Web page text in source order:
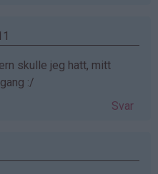
skulle jeg hatt, mitt
:/
Svar